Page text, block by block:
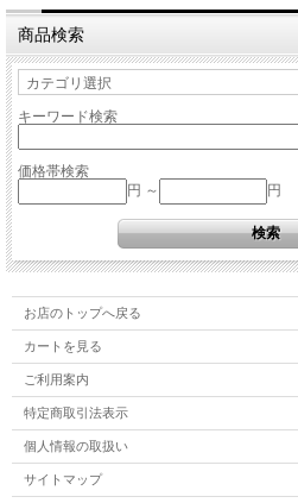
商品検索
キーワード検索
価格帯検索
円 ～
円
お店のトップへ戻る
カートを見る
ご利用案内
特定商取引法表示
個人情報の取扱い
サイトマップ